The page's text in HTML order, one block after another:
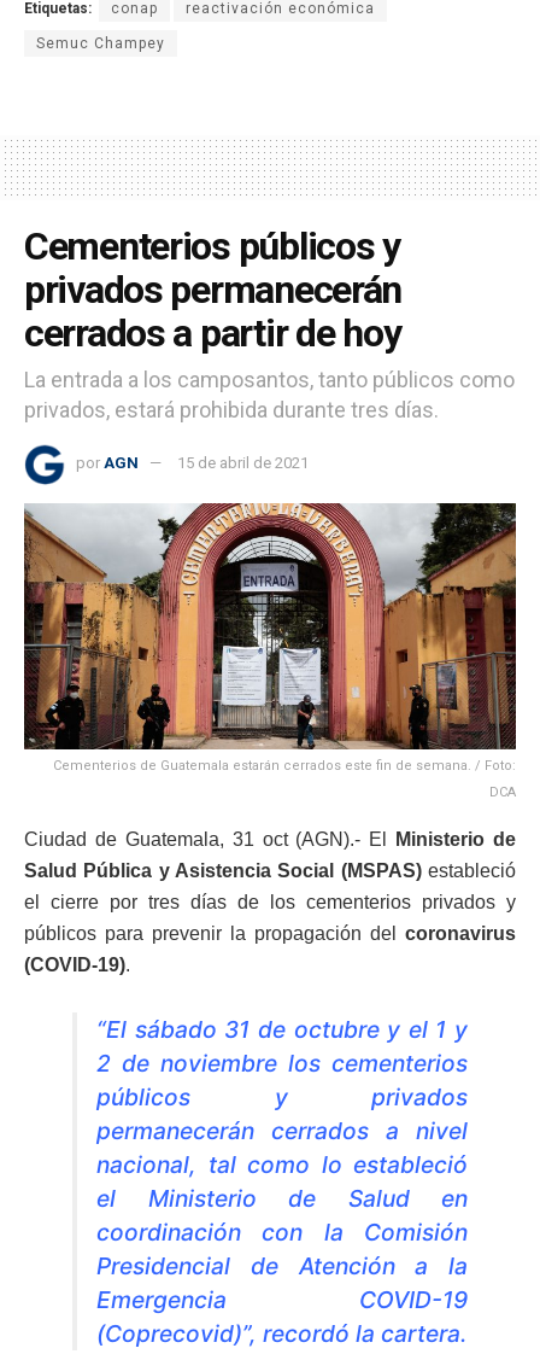
Etiquetas: conap reactivación económica
Semuc Champey
Cementerios públicos y
privados permanecerán
cerrados a partir de hoy
La entrada a los camposantos, tanto públicos como
privados, estará prohibida durante tres días.
por AGN 15 de abril de 2021
Cementerios de Guatemala estarán cerrados este fin de semana. / Foto:
DCA
Ciudad de Guatemala, 31 oct (AGN).- El
Ministerio de
Salud Pública y Asistencia Social (MSPAS)estableció
el cierre por tres días de los cementerios privados y
públicos para prevenir la propagación del coronavirus
(COVID-19).
“El sábado 31 de octubre y el 1 y
2 de noviembre los cementerios
públicos y privados
permanecerán cerrados a nivel
nacional, tal como lo estableció
el Ministerio de Salud en
coordinación con la Comisión
Presidencial de Atención a la
Emergencia COVID-19
(Coprecovid)”, recordó la cartera.